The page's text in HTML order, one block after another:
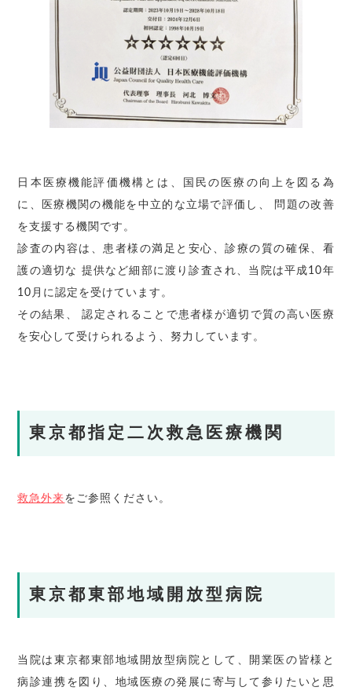
日本医療機能評価機構とは、国民の医療の向上を図る為
に、医療機関の機能を中立的な立場で評価し、 問題の改善
を支援する機関です。
診査の内容は、患者様の満足と安心、診療の質の確保、看
護の適切な 提供など細部に渡り診査され、当院は平成10年
10月に認定を受けています。
その結果、 認定されることで患者様が適切で質の高い医療
を安心して受けられるよう、努力しています。
東京都指定二次救急医療機関
救急外来をご参照ください。
東京都東部地域開放型病院
当院は東京都東部地域開放型病院として、開業医の皆様と
病診連携を図り、地域医療の発展に寄与して参りたいと思